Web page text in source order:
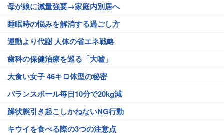
母が娘に減量強要→家庭内別居へ
睡眠時の悩みを解消する過ごし方
運動より代謝 人体の省エネ戦略
歯科の保健治療を巡る「大嘘」
大食い女子 46キロ体型の秘密
バランスボール毎日10分で20kg減
躁状態引き起こしかねないNG行動
キウイを食べる際の3つの注意点